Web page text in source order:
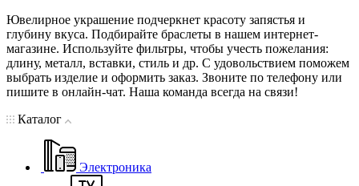
Ювелирное украшение подчеркнет красоту запястья и
глубину вкуса. Подбирайте браслеты в нашем интернет-
магазине. Используйте фильтры, чтобы учесть пожелания:
длину, металл, вставки, стиль и др. С удовольствием поможем
выбрать изделие и оформить заказ. Звоните по телефону или
пишите в онлайн-чат. Наша команда всегда на связи!
Каталог
Электроника